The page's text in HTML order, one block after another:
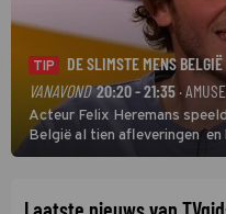
TIP
DE SLIMSTE MENS BELGIË
VANAVOND 20:20 - 21:35·
Acteur Felix Heremans
België al tien afleveringen
deze seizoensfinale. En er is